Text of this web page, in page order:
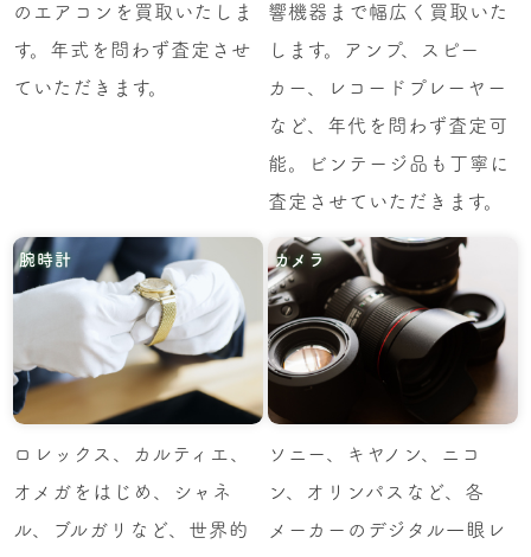
のエアコンを買取いたしま
す。年式を問わず査定させ
ていただきます。
響機器まで幅広く買取いた
します。アンプ、スピー
カー、レコードプレーヤー
など、年代を問わず査定可
能。ビンテージ品も丁寧に
査定させていただきます。
腕時計
ロレックス、カルティエ、
オメガをはじめ、シャネ
ル、ブルガリなど、世界的
カメラ
ソニー、キヤノン、ニコ
ン、オリンパスなど、各
メーカーのデジタル一眼レ